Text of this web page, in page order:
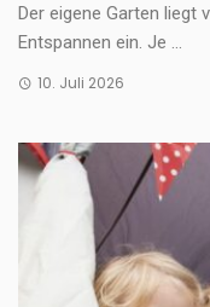
Der eigene Garten liegt
Entspannen ein. Je ...
10. Juli 2026